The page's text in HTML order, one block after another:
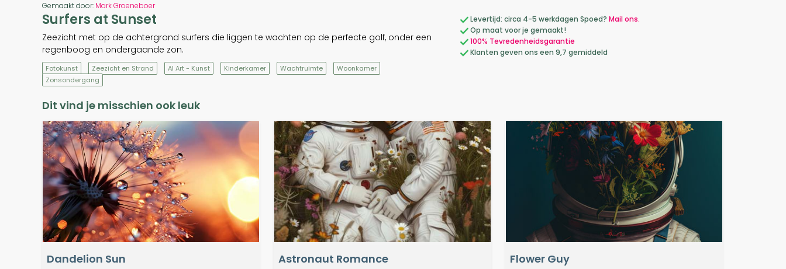
Gemaakt door: Mark Groeneboer
Surfers at Sunset
Zeezicht met op de achtergrond surfers die liggen te wachten op de perfecte golf, onder een
regenboog en ondergaande zon.
Fotokunst Zeezicht en Strand AI Art - Kunst Kinderkamer Wachtruimte
Woonkamer
Zonsondergang
Levertijd: circa 4-5 werkdagen Spoed? Mail ons.
Op maat voor je gemaakt!
100% Tevredenheidsgarantie
Klanten geven ons een 9,7 gemiddeld
Dit vind je misschien ook leuk
Dandelion Sun Astronaut Romance Flower Guy